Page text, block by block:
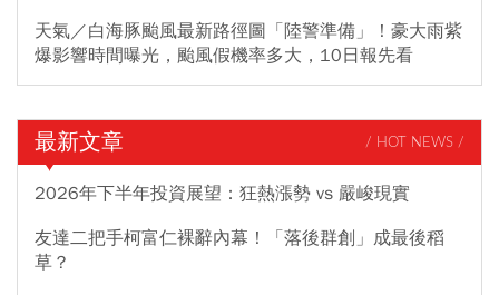
天氣／白海豚颱風最新路徑圖「陸警準備」！豪大雨紫
爆影響時間曝光，颱風假機率多大，10日報先看
最新文章 / HOT NEWS /
2026年下半年投資展望：狂熱漲勢 vs 嚴峻現實
友達二把手柯富仁裸辭內幕！「落後群創」成最後稻
草？